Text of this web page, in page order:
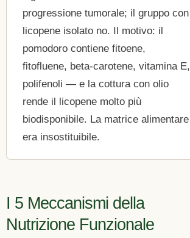
progressione tumorale; il gruppo con
licopene isolato no. Il motivo: il
pomodoro contiene fitoene,
fitofluene, beta-carotene, vitamina E,
polifenoli — e la cottura con olio
rende il licopene molto più
biodisponibile. La matrice alimentare
era insostituibile.
I 5 Meccanismi della
Nutrizione Funzionale